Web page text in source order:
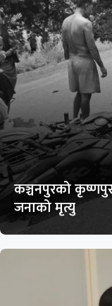
कञ्चनपुरको
जनाको मृत्यु